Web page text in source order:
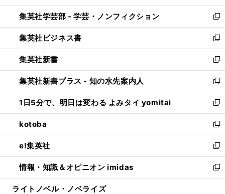
開
く
ウ
で
開
く
ン
ド
ウ
で
開
く
ウ
ィ
ン
ド
ウ
で
開
く
集英社学芸部 - 学芸・ノンフィクション
新
し
い
ウ
ィ
ン
ド
ウ
で
開
く
集英社ビジネス書
新
し
い
ウ
ィ
ン
ド
ウ
で
開
く
集英社新書
新
し
い
ウ
ィ
ン
ド
ウ
で
開
く
集英社新書プラス - 知の水先案内人
新
し
い
ウ
ィ
ン
ド
ウ
で
開
1日5分で、明日は変わる よみタイ yomitai
新
し
い
ウ
ィ
ン
ド
ウ
kotoba
新
し
い
ウ
ィ
ン
e!集英社
新
し
い
ウ
情報・知識＆オピニオン imidas
新
し
ライトノベル・ノベライズ